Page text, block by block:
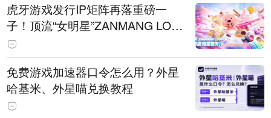
虎牙游戏发行IP矩阵再落重磅一
子！顶流“女明星”ZANMANG LOO
PY 正版3D消除手游《消消奇遇》
惊喜曝光
免费游戏加速器口令怎么用？外星
哈基米、外星喵兑换教程